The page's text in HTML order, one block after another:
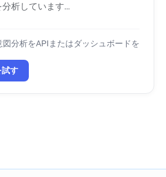
析しています…
図分析をAPIまたはダッシュボードを
試す